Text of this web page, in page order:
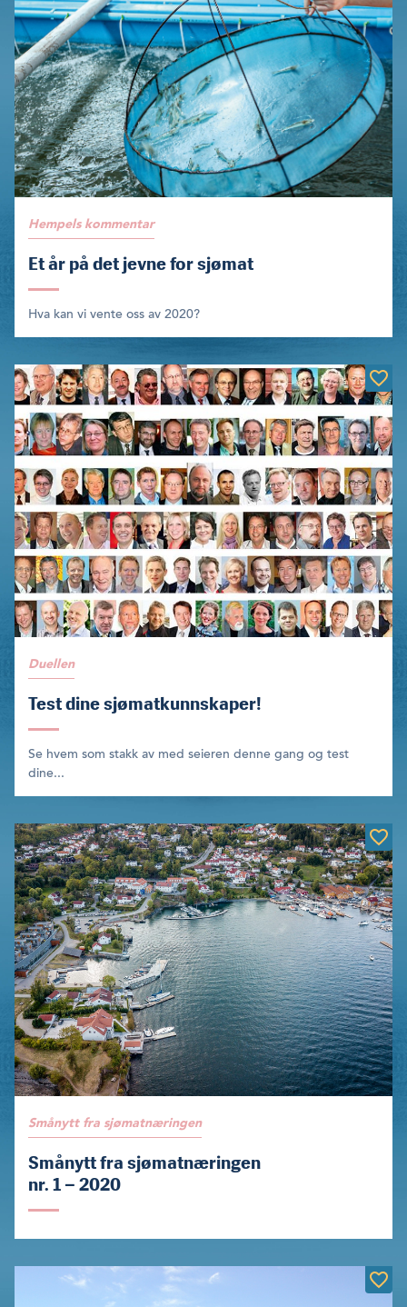
Hempels kommentar
Et år på det jevne for sjømat
Hva kan vi vente oss av 2020?
Duellen
Test dine sjømatkunnskaper!
Se hvem som stakk av med seieren denne gang og test
dine...
Smånytt fra sjømatnæringen
Smånytt fra sjømatnæringen
nr. 1 – 2020